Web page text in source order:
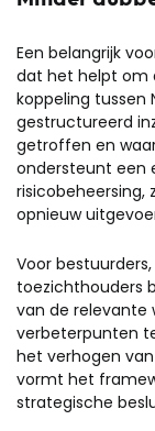
Een belangrijk
dat het helpt om
koppeling tussen
gestructureerd
getroffen en
ondersteunt een
risicobeheersing,
opnieuw
Voor
toezichthouders
van de relevante
verbeterpunten
het verhogen
vormt het
strategische